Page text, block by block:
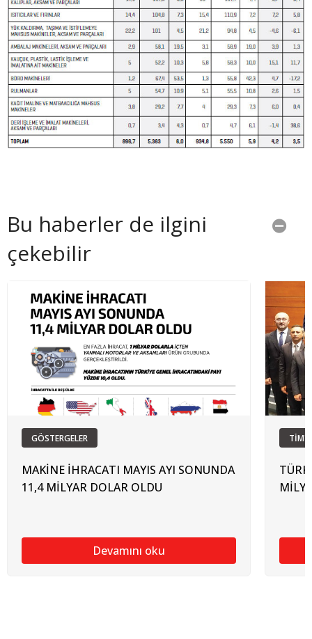
Bu haberler de ilgini
çekebilir
GÖSTERGELER
MAKİNE İHRACATI MAYIS AYI SONUNDA
11,4 MİLYAR DOLAR OLDU
Devamını oku